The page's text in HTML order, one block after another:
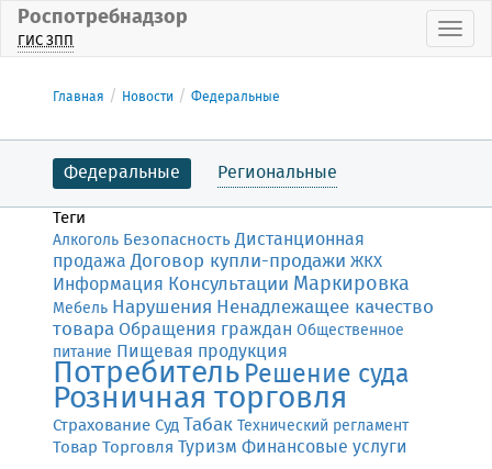
Роспотребнадзор
ГИС ЗПП
Главная Новости Федеральные
Федеральные Региональные
Теги
Алкоголь БезопасностьДистанционная
продажа Договор купли-продажи ЖКХ
Информация Консультации Маркировка
Мебель Нарушения Ненадлежащее качество
товара Обращения граждан Общественное
питание Пищевая продукция
ПотребительРешение суда
Розничная торговля
СтрахованиеСудТабакТехнический регламент
Товар Торговля Туризм Финансовые услуги